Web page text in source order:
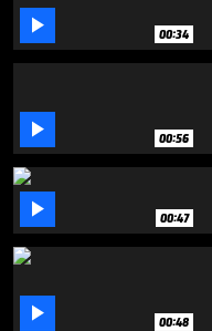
57
seconds
 00:34
 00:56
 00:47
 00:48